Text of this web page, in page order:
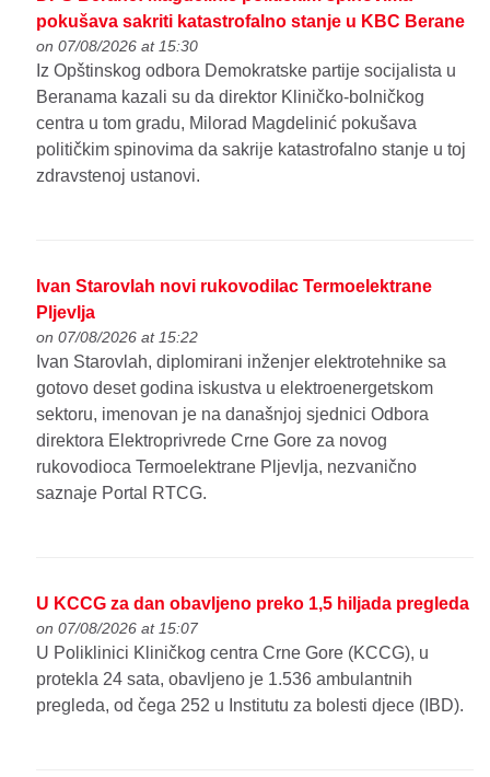
pokušava sakriti katastrofalno stanje u KBC Berane
on 07/08/2026 at 15:30
Iz Opštinskog odbora Demokratske partije socijalista u
Beranama kazali su da direktor Kliničko-bolničkog
centra u tom gradu, Milorad Magdelinić pokušava
političkim spinovima da sakrije katastrofalno stanje u toj
zdravstenoj ustanovi.
Ivan Starovlah novi rukovodilac Termoelektrane
Pljevlja
on 07/08/2026 at 15:22
Ivan Starovlah, diplomirani inženjer elektrotehnike sa
gotovo deset godina iskustva u elektroenergetskom
sektoru, imenovan je na današnjoj sjednici Odbora
direktora Elektroprivrede Crne Gore za novog
rukovodioca Termoelektrane Pljevlja, nezvanično
saznaje Portal RTCG.
U KCCG za dan obavljeno preko 1,5 hiljada pregleda
on 07/08/2026 at 15:07
U Poliklinici Kliničkog centra Crne Gore (KCCG), u
protekla 24 sata, obavljeno je 1.536 ambulantnih
pregleda, od čega 252 u Institutu za bolesti djece (IBD).